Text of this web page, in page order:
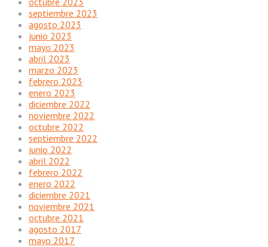
septiembre 2023
agosto 2023
junio 2023
mayo 2023
abril 2023
marzo 2023
febrero 2023
enero 2023
diciembre 2022
noviembre 2022
octubre 2022
septiembre 2022
junio 2022
abril 2022
febrero 2022
enero 2022
diciembre 2021
noviembre 2021
octubre 2021
agosto 2017
mayo 2017